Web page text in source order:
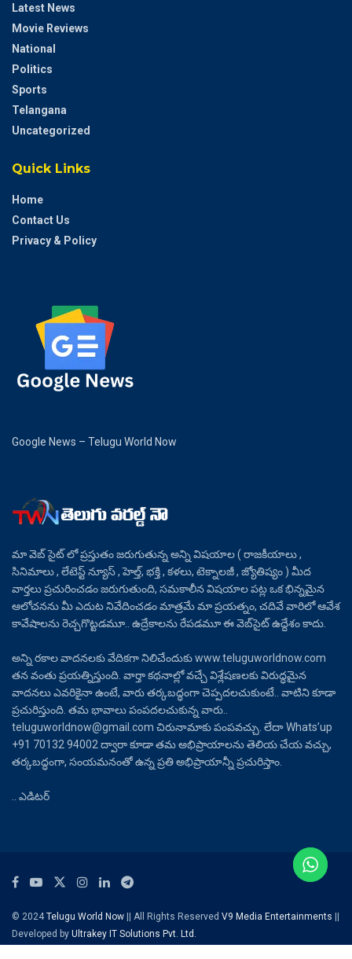
Latest News
Movie Reviews
National
Politics
Sports
Telangana
Uncategorized
Quick Links
Home
Contact Us
Privacy & Policy
Google News – Telugu World Now
మా వెబ్ సైట్ లో ప్రస్తుతం జరుగుతున్న అన్ని విషయాల ( రాజకీయాలు ,
సినిమాలు , లేటెస్ట్ న్యూస్ , హెల్త్, భక్తి , కళలు, టెక్నాలజీ , జ్యోతిష్యం ) మీద
వార్తలు ప్రచురించడం జరుగుతుంది, సమకాలీన విషయాల పట్ల ఒక భిన్నమైన
ఆలోచనను మీ ఎదుట నివేదించడం మాత్రమే మా ప్రయత్నం, చదివే వారిలో ఆవేశ
కావేషాలను రెచ్చగొట్టడమూ.. ఉద్రేకాలను రేపడమూ ఈ వెబ్‌సైట్ ఉద్దేశం కాదు.
అన్ని రకాల వాదనలకు వేదికగా నిలిచేందుకు www.teluguworldnow.com
తన వంతు ప్రయత్నిస్తుంది. వార్తా కథనాల్లో వచ్చే విశ్లేషణలకు విరుద్ధమైన
వాదనలు ఎవరికైనా ఉంటే, వారు తర్కబద్ధంగా చెప్పదలచుకుంటే.. వాటిని కూడా
ప్రచురిస్తుంది. తమ భావాలు పంపదలచుకున్న వారు..
teluguworldnow@gmail.com చిరునామాకు పంపవచ్చు. లేదా Whats’up
+91 70132 94002 ద్వారా కూడా తమ అభిప్రాయాలను తెలియ చేయ వచ్చు,
తర్కబద్ధంగా, సంయమనంతో ఉన్న ప్రతి అభిప్రాయాన్నీ ప్రచురిస్తాం.
.. ఎడిటర్
© 2024Telugu World Now || All Rights Reserved V9 Media Entertainments
Developed by Ultrakey IT Solutions Pvt. Ltd.